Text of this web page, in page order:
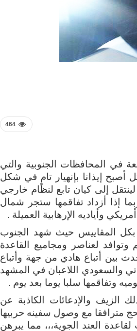
464
في المحافظات الجنوبية والتي
أصبح إيذانا بإنهيار تامٍ في شكل
إلى كيان تابع لنظام خارجي
إذا أزداد تفاقمها ستجر شمال
وأياديه الإرهابية العميلة .
بكل المقاييس حيث شهد الجنوب
لعناصر ومجاميع القاعدة
بين أتباع هادي من جهة وأتباع
والسعودي اللاعبان في المشهد
وتفاقمها سلبا يوما بعد يوم .
الزيف والإدعائات الكاذبة عن
مترافقا مع وصول سفينه حربيها
العند الجوية،،، مما يبرهن